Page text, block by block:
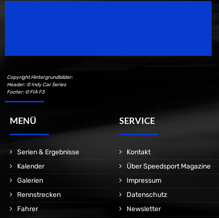
Copyright Hintergrundbilder:
Header: © Indy Car Series
Footer: © FIA F3
MENÜ
Serien & Ergebnisse
Kalender
Galerien
Rennstrecken
Fahrer
SERVICE
Kontakt
Über Speedsport Magazine
Impressum
Datenschutz
Newsletter